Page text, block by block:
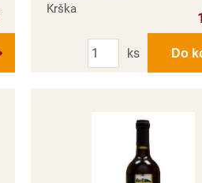
Krška
Počet
ks
Do